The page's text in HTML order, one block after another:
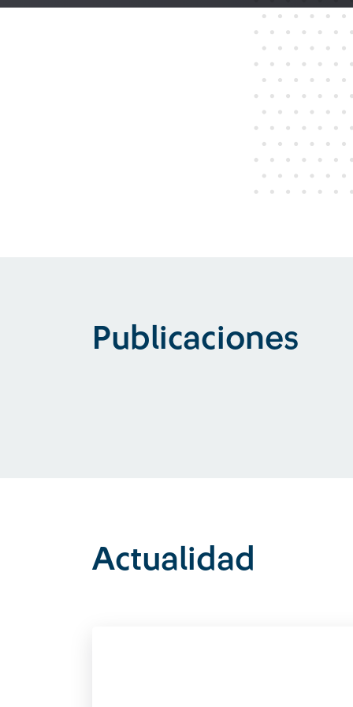
Publicaciones
Actualidad